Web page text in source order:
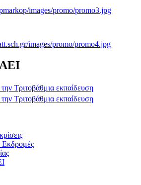
images/promo/promo3.jpg
images/promo/promo4.jpg
Τριτοβάθμια εκπαίδευση
Τριτοβάθμια εκπαίδευση
Εκδρομές